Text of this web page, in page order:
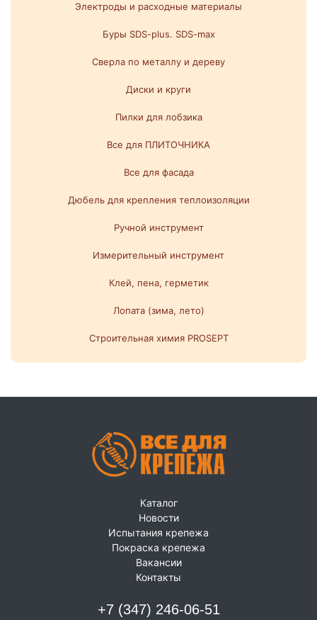
Электроды и расходные материалы
Буры SDS-plus. SDS-max
Сверла по металлу и дереву
Диски и круги
Пилки для лобзика
Все для ПЛИТОЧНИКА
Все для фасада
Дюбель для крепления теплоизоляции
Ручной инструмент
Измерительный инструмент
Клей, пена, герметик
Лопата (зима, лето)
Строительная химия PROSEPT
Каталог
Новости
Испытания крепежа
Покраска крепежа
Вакансии
Контакты
+7 (347) 246-06-51